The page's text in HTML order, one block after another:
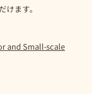
ます。
and Small-scale